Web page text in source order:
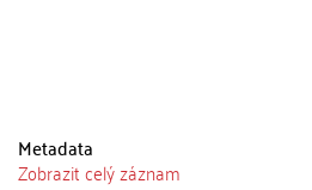
Metadata
Zobrazit celý záznam